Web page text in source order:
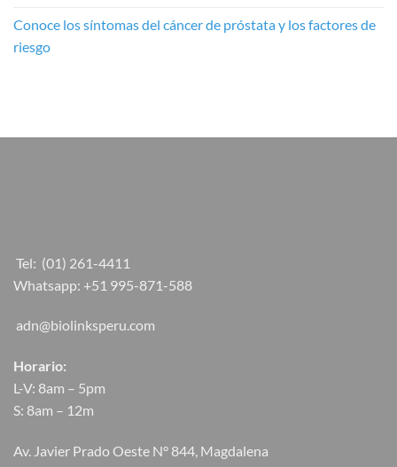
Conoce los síntomas del cáncer de próstata y los factores de
riesgo
Tel: (01) 261-4411
Whatsapp: +51 995-871-588
adn@biolinksperu.com
Horario:
L-V: 8am – 5pm
S: 8am – 12m
Av. Javier Prado Oeste N° 844, Magdalena